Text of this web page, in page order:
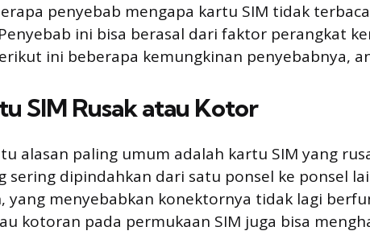
penyebab mengapa kartu SIM tidak
ini bisa berasal dari faktor perangkat
ini beberapa kemungkinan penyebabnya,
SIM Rusak atau Kotor
alasan paling umum adalah kartu SIM yang
sering dipindahkan dari satu ponsel ke ponsel
yang menyebabkan konektornya tidak lagi
kotoran pada permukaan SIM juga bisa